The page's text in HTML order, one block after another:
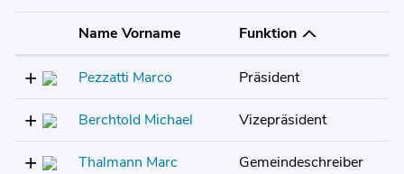
Name Vorname Funktion
Pezzatti Marco Präsident
Berchtold Michael Vizepräsident
Thalmann Marc Gemeindeschreiber